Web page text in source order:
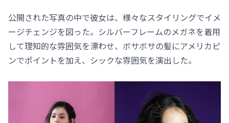
公開された写真の中で彼女は、様々なスタイリングでイメ
ージチェンジを図った。シルバーフレームのメガネを着用
して理知的な雰囲気を漂わせ、ボサボサの髪にアメリカピ
ンでポイントを加え、シックな雰囲気を演出した。